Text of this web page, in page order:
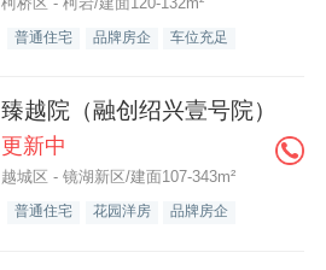
普通住宅 品牌房企 车位充足
臻越院（融创绍兴壹号院）
更新中
越城区 - 镜湖新区/建面107-343m²
普通住宅 花园洋房 品牌房企